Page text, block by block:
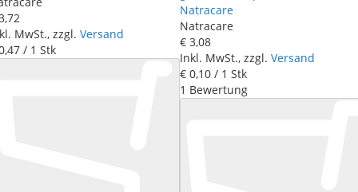
,72
MwSt., zzgl. Versand
,47 / 1 Stk
Natracare
Natracare
€ 3,08
Inkl. MwSt., zzgl. Versand
€ 0,10 / 1 Stk
1 Bewertung